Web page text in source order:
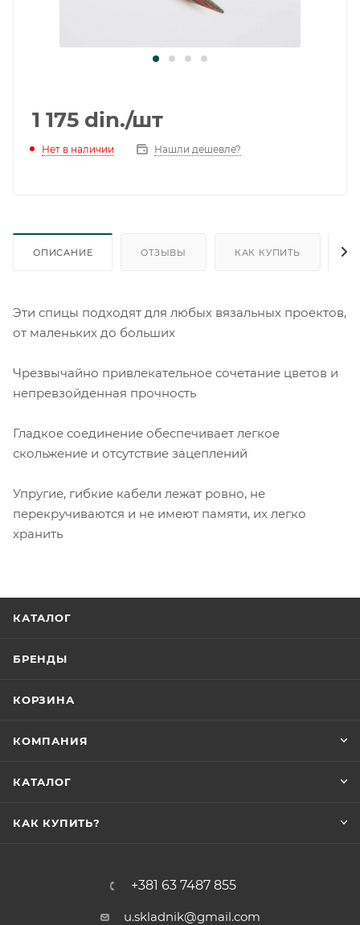
1 175 din./шт
Нет в наличии Нашли дешевле?
ОПИСАНИЕ ОТЗЫВЫ КАК КУПИТЬ
Эти спицы подходят для любых вязальных проектов,
от маленьких до больших
Чрезвычайно привлекательное сочетание цветов и
непревзойденная прочность
Гладкое соединение обеспечивает легкое
скольжение и отсутствие зацеплений
Упругие, гибкие кабели лежат ровно, не
перекручиваются и не имеют памяти, их легко
хранить
КАТАЛОГ
БРЕНДЫ
КОРЗИНА
КОМПАНИЯ
КАТАЛОГ
КАК КУПИТЬ?
+381 63 7487 855
u.skladnik@gmail.com